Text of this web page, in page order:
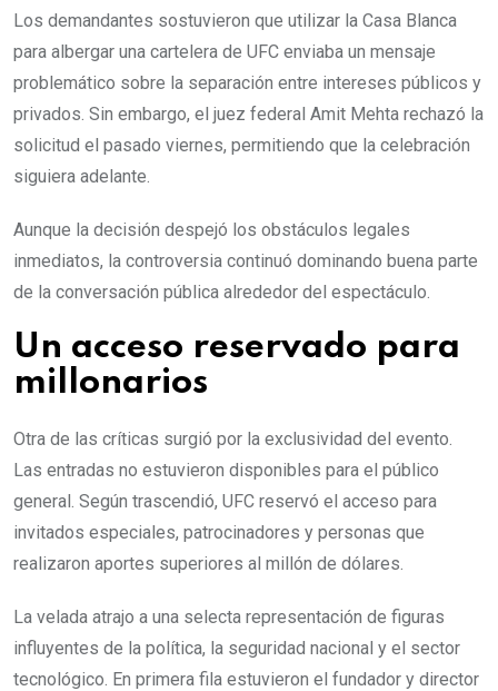
Los demandantes sostuvieron que utilizar la Casa Blanca
para albergar una cartelera de UFC enviaba un mensaje
problemático sobre la separación entre intereses públicos y
privados. Sin embargo, el juez federal Amit Mehta rechazó la
solicitud el pasado viernes, permitiendo que la celebración
siguiera adelante.
Aunque la decisión despejó los obstáculos legales
inmediatos, la controversia continuó dominando buena parte
de la conversación pública alrededor del espectáculo.
Un acceso reservado para
millonarios
Otra de las críticas surgió por la exclusividad del evento.
Las entradas no estuvieron disponibles para el público
general. Según trascendió, UFC reservó el acceso para
invitados especiales, patrocinadores y personas que
realizaron aportes superiores al millón de dólares.
La velada atrajo a una selecta representación de figuras
influyentes de la política, la seguridad nacional y el sector
tecnológico. En primera fila estuvieron el fundador y director